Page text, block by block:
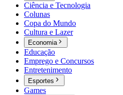
Ciência e Tecnologia
Colunas
Copa do Mundo
Cultura e Lazer
Economia
Educação
Emprego e Concursos
Entretenimento
Esportes
Games